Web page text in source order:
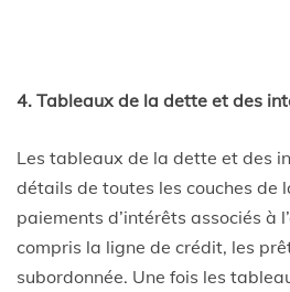
4. Tableaux de la dette et des
Les tableaux de la dette et des
détails de toutes les couches de
paiements d’intérêts associés à
compris la ligne de crédit, les
subordonnée. Une fois les